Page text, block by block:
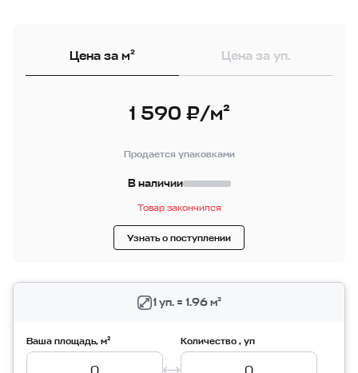
Цена за м² Цена за уп.
1 590 ₽/м²
Продается упаковками
В наличии
Товар закончился
Узнать о поступлении
1 уп. = 1.96 м²
Ваша площадь, м² Количество , уп